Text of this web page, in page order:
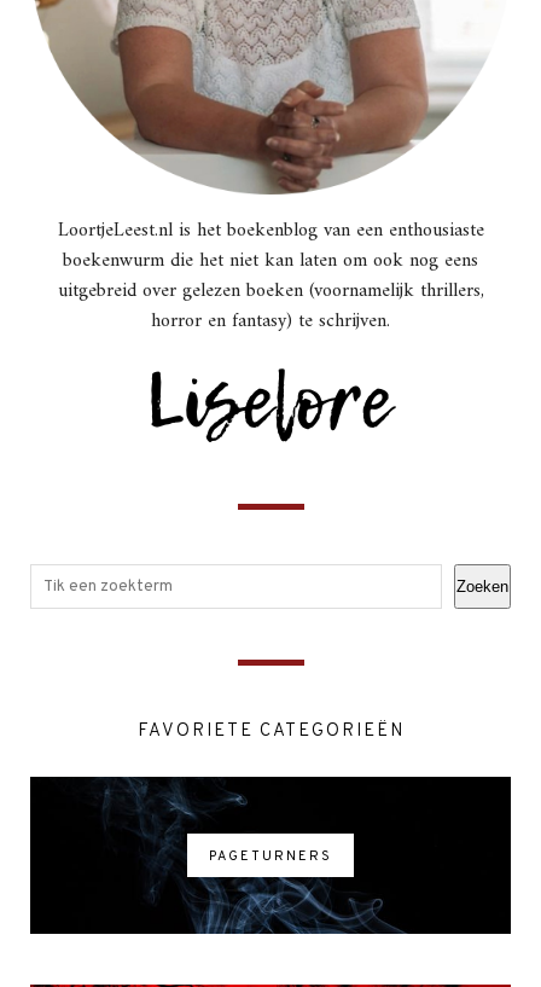
LoortjeLeest.nl is het boekenblog van een enthousiaste
boekenwurm die het niet kan laten om ook nog eens
uitgebreid over gelezen boeken (voornamelijk thrillers,
horror en fantasy) te schrijven.
Zoeken
FAVORIETE CATEGORIEËN
PAGETURNERS